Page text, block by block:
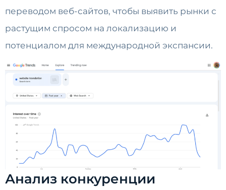
переводом веб-сайтов, чтобы выявить рынки с
растущим спросом на локализацию и
потенциалом для международной экспансии.
Анализ конкуренции